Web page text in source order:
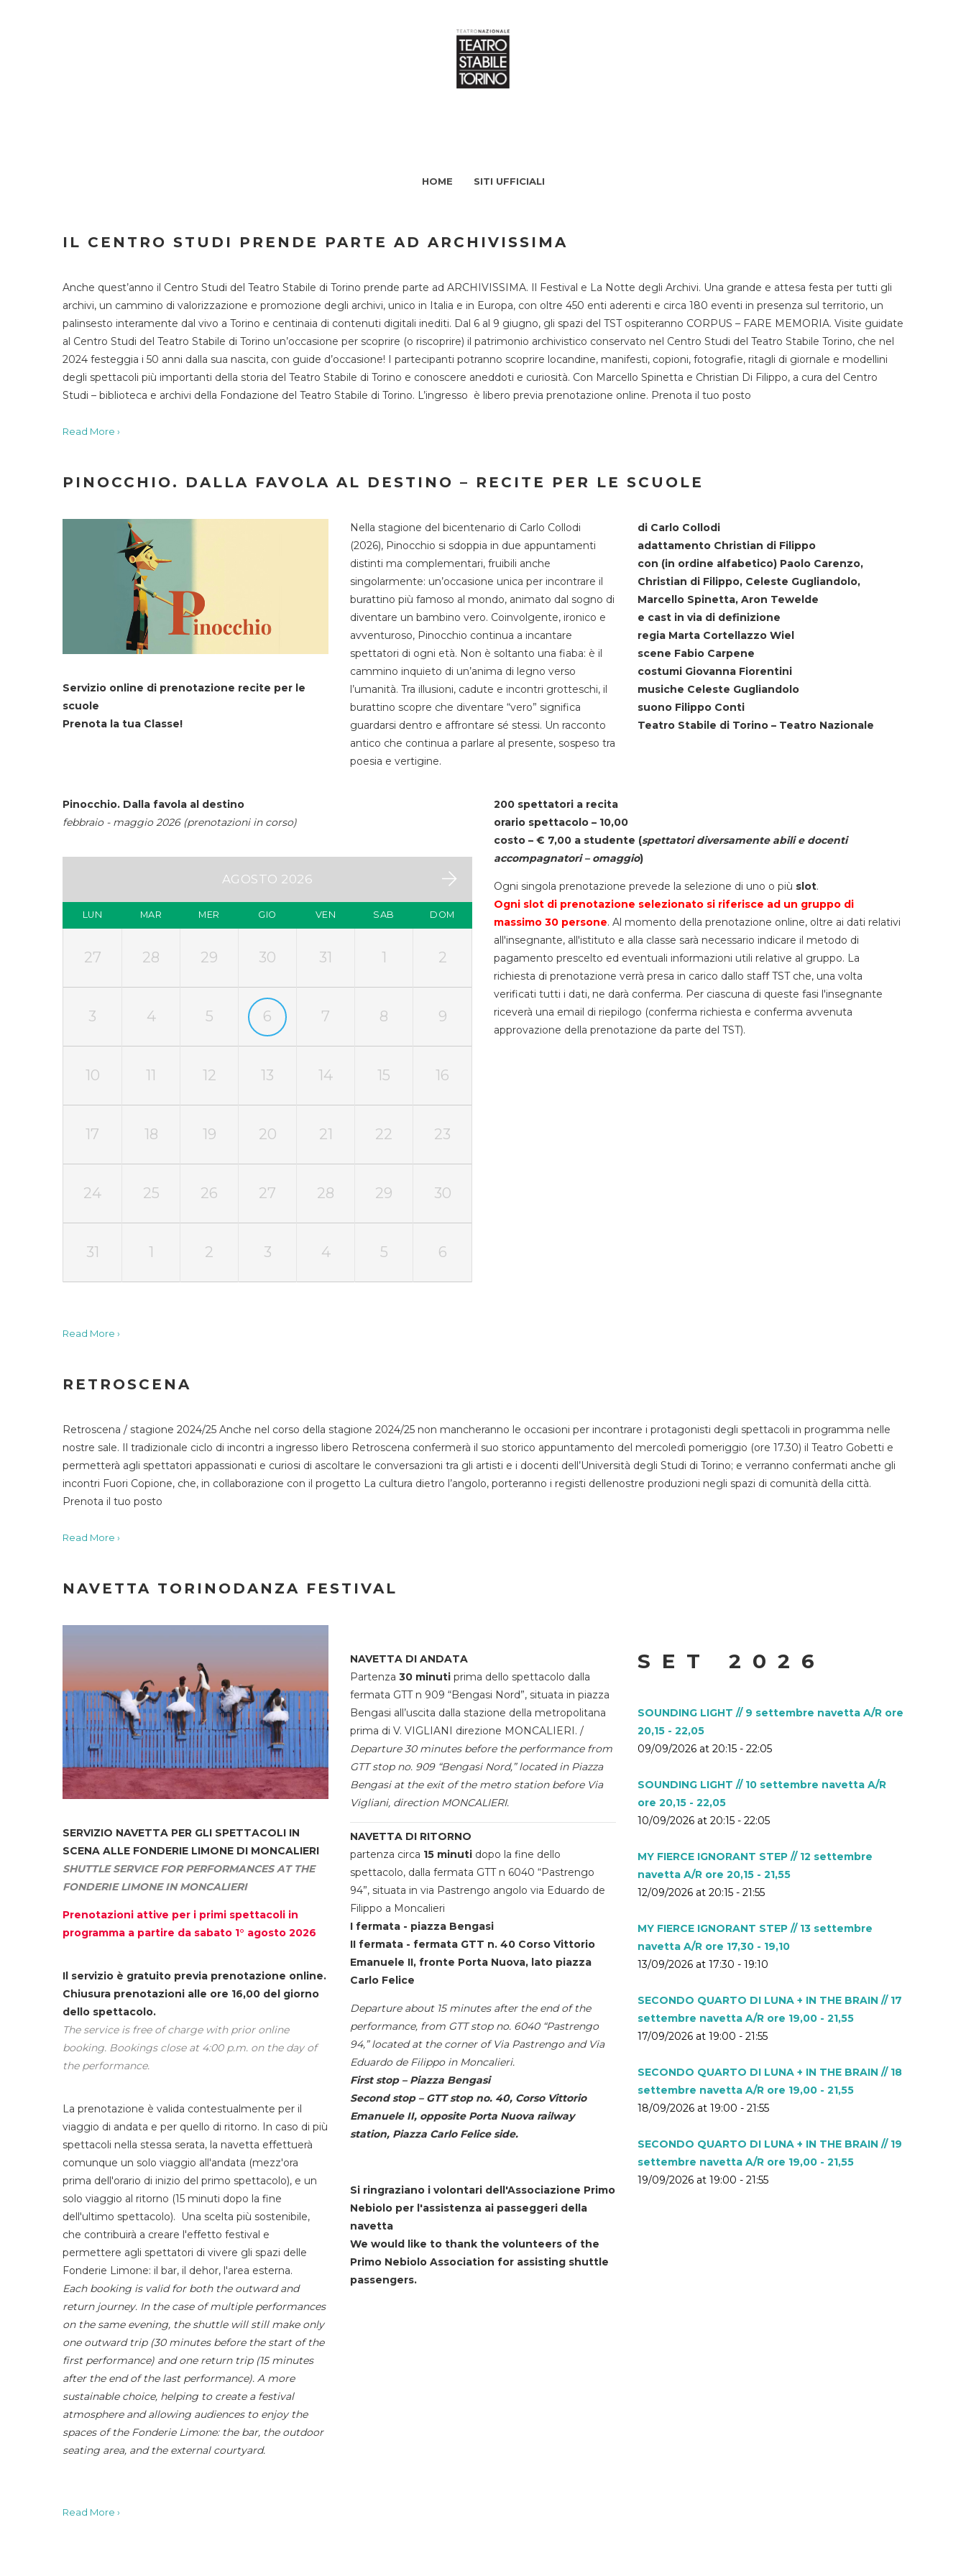
HOME SITI UFFICIALI
IL CENTRO STUDI PRENDE PARTE AD ARCHIVISSIMA
Anche quest’anno il Centro Studi del Teatro Stabile di Torino prende parte ad ARCHIVISSIMA. Il Festival e La Notte degli Archivi. Una grande e attesa festa per tutti gli
archivi, un cammino di valorizzazione e promozione degli archivi, unico in Italia e in Europa, con oltre 450 enti aderenti e circa 180 eventi in presenza sul territorio, un
palinsesto interamente dal vivo a Torino e centinaia di contenuti digitali inediti. Dal 6 al 9 giugno, gli spazi del TST ospiteranno CORPUS – FARE MEMORIA. Visite guidate
al Centro Studi del Teatro Stabile di Torino un’occasione per scoprire (o riscoprire) il patrimonio archivistico conservato nel Centro Studi del Teatro Stabile Torino, che nel
2024 festeggia i 50 anni dalla sua nascita, con guide d’occasione! I partecipanti potranno scoprire locandine, manifesti, copioni, fotografie, ritagli di giornale e modellini
degli spettacoli più importanti della storia del Teatro Stabile di Torino e conoscere aneddoti e curiosità. Con Marcello Spinetta e Christian Di Filippo, a cura del Centro
Studi – biblioteca e archivi della Fondazione del Teatro Stabile di Torino. L’ingresso è libero previa prenotazione online. Prenota il tuo posto
Read More ›
PINOCCHIO. DALLA FAVOLA AL DESTINO – RECITE PER LE SCUOLE
Servizio online di prenotazione recite per le
scuole
Prenota la tua Classe!
Nella stagione del bicentenario di Carlo Collodi
(2026), Pinocchio si sdoppia in due appuntamenti
distinti ma complementari, fruibili anche
singolarmente: un’occasione unica per incontrare il
burattino più famoso al mondo, animato dal sogno di
diventare un bambino vero. Coinvolgente, ironico e
avventuroso, Pinocchio continua a incantare
spettatori di ogni età. Non è soltanto una fiaba: è il
cammino inquieto di un’anima di legno verso
l’umanità. Tra illusioni, cadute e incontri grotteschi, il
burattino scopre che diventare “vero” significa
guardarsi dentro e affrontare sé stessi. Un racconto
antico che continua a parlare al presente, sospeso tra
poesia e vertigine.
di Carlo Collodi
adattamento Christian di Filippo
con (in ordine alfabetico) Paolo Carenzo,
Christian di Filippo, Celeste Gugliandolo,
Marcello Spinetta, Aron Tewelde
e cast in via di definizione
regia Marta Cortellazzo Wiel
scene Fabio Carpene
costumi Giovanna Fiorentini
musiche Celeste Gugliandolo
suono Filippo Conti
Teatro Stabile di Torino – Teatro Nazionale
Pinocchio. Dalla favola al destino
febbraio - maggio 2026 (prenotazioni in corso)
AGOSTO 2026
LUN MAR MER GIO VEN SAB DOM
27 28 29 30 31 1 2
3 4 5 6 7 8 9
10 11 12 13 14 15 16
17 18 19 20 21 22 23
24 25 26 27 28 29 30
31 1 2 3 4 5 6
200 spettatori a recita
orario spettacolo – 10,00
costo – € 7,00 a studente (spettatori diversamente abili e docenti
accompagnatori – omaggio)
Ogni singola prenotazione prevede la selezione di uno o più slot.
Ogni slot di prenotazione selezionato si riferisce ad un gruppo di
massimo 30 persone. Al momento della prenotazione online, oltre ai dati relativi
all'insegnante, all'istituto e alla classe sarà necessario indicare il metodo di
pagamento prescelto ed eventuali informazioni utili relative al gruppo. La
richiesta di prenotazione verrà presa in carico dallo staff TST che, una volta
verificati tutti i dati, ne darà conferma. Per ciascuna di queste fasi l'insegnante
riceverà una email di riepilogo (conferma richiesta e conferma avvenuta
approvazione della prenotazione da parte del TST).
Read More ›
RETROSCENA
Retroscena / stagione 2024/25 Anche nel corso della stagione 2024/25 non mancheranno le occasioni per incontrare i protagonisti degli spettacoli in programma nelle
nostre sale. Il tradizionale ciclo di incontri a ingresso libero Retroscena confermerà il suo storico appuntamento del mercoledì pomeriggio (ore 17.30) il Teatro Gobetti e
permetterà agli spettatori appassionati e curiosi di ascoltare le conversazioni tra gli artisti e i docenti dell’Università degli Studi di Torino; e verranno confermati anche gli
incontri Fuori Copione, che, in collaborazione con il progetto La cultura dietro l’angolo, porteranno i registi dellenostre produzioni negli spazi di comunità della città.
Prenota il tuo posto
Read More ›
NAVETTA TORINODANZA FESTIVAL
SERVIZIO NAVETTA PER GLI SPETTACOLI IN
SCENA ALLE FONDERIE LIMONE DI MONCALIERI
SHUTTLE SERVICE FOR PERFORMANCES AT THE
FONDERIE LIMONE IN MONCALIERI
Prenotazioni attive per i primi spettacoli in
programma a partire da sabato 1° agosto 2026
Il servizio è gratuito previa prenotazione online.
Chiusura prenotazioni alle ore 16,00 del giorno
dello spettacolo.
The service is free of charge with prior online
booking. Bookings close at 4:00 p.m. on the day of
the performance.
La prenotazione è valida contestualmente per il
viaggio di andata e per quello di ritorno. In caso di più
spettacoli nella stessa serata, la navetta effettuerà
comunque un solo viaggio all'andata (mezz'ora
prima dell'orario di inizio del primo spettacolo), e un
solo viaggio al ritorno (15 minuti dopo la fine
dell'ultimo spettacolo). Una scelta più sostenibile,
che contribuirà a creare l'effetto festival e
permettere agli spettatori di vivere gli spazi delle
Fonderie Limone: il bar, il dehor, l'area esterna.
Each booking is valid for both the outward and
return journey. In the case of multiple performances
on the same evening, the shuttle will still make only
one outward trip (30 minutes before the start of the
first performance) and one return trip (15 minutes
after the end of the last performance). A more
sustainable choice, helping to create a festival
atmosphere and allowing audiences to enjoy the
spaces of the Fonderie Limone: the bar, the outdoor
seating area, and the external courtyard.
NAVETTA DI ANDATA
Partenza 30 minuti prima dello spettacolo dalla
fermata GTT n 909 “Bengasi Nord”, situata in piazza
Bengasi all’uscita dalla stazione della metropolitana
prima di V. VIGLIANI direzione MONCALIERI. /
Departure 30 minutes before the performance from
GTT stop no. 909 “Bengasi Nord,” located in Piazza
Bengasi at the exit of the metro station before Via
Vigliani, direction MONCALIERI.
NAVETTA DI RITORNO
partenza circa 15 minuti dopo la fine dello
spettacolo, dalla fermata GTT n 6040 “Pastrengo
94”, situata in via Pastrengo angolo via Eduardo de
Filippo a Moncalieri
I fermata - piazza Bengasi
II fermata - fermata GTT n. 40 Corso Vittorio
Emanuele II, fronte Porta Nuova, lato piazza
Carlo Felice
Departure about 15 minutes after the end of the
performance, from GTT stop no. 6040 “Pastrengo
94,” located at the corner of Via Pastrengo and Via
Eduardo de Filippo in Moncalieri.
First stop – Piazza Bengasi
Second stop – GTT stop no. 40, Corso Vittorio
Emanuele II, opposite Porta Nuova railway
station, Piazza Carlo Felice side.
Si ringraziano i volontari dell'Associazione Primo
Nebiolo per l'assistenza ai passeggeri della
navetta
We would like to thank the volunteers of the
Primo Nebiolo Association for assisting shuttle
passengers.
SET 2026
SOUNDING LIGHT // 9 settembre navetta A/R ore
20,15 - 22,05
09/09/2026 at 20:15 - 22:05
SOUNDING LIGHT // 10 settembre navetta A/R
ore 20,15 - 22,05
10/09/2026 at 20:15 - 22:05
MY FIERCE IGNORANT STEP // 12 settembre
navetta A/R ore 20,15 - 21,55
12/09/2026 at 20:15 - 21:55
MY FIERCE IGNORANT STEP // 13 settembre
navetta A/R ore 17,30 - 19,10
13/09/2026 at 17:30 - 19:10
SECONDO QUARTO DI LUNA + IN THE BRAIN // 17
settembre navetta A/R ore 19,00 - 21,55
17/09/2026 at 19:00 - 21:55
SECONDO QUARTO DI LUNA + IN THE BRAIN // 18
settembre navetta A/R ore 19,00 - 21,55
18/09/2026 at 19:00 - 21:55
SECONDO QUARTO DI LUNA + IN THE BRAIN // 19
settembre navetta A/R ore 19,00 - 21,55
19/09/2026 at 19:00 - 21:55
Read More ›